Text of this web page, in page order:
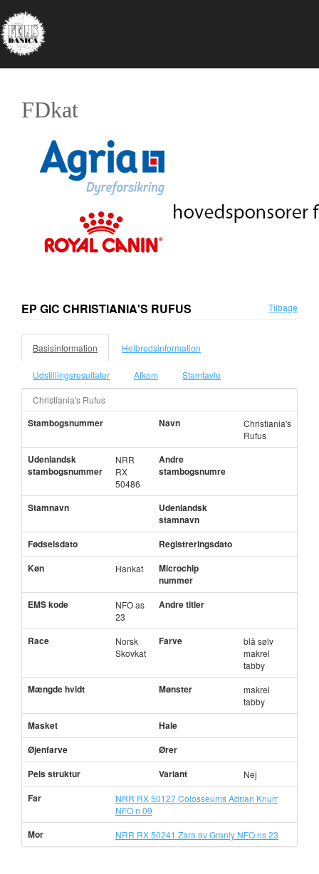
FDkat
EP GIC CHRISTIANIA'S RUFUS Tilbage
Basisinformation Helbredsinformation
Udstillingsresultater Afkom Stamtavle
Christiania's Rufus
Stambogsnummer Navn
Christiania's
Rufus
Udenlandsk
stambogsnummer
NRR
RX
50486
Andre
stambogsnumre
Stamnavn
Udenlandsk
stamnavn
Fødselsdato
Registreringsdato
Køn
Hankat
Microchip
nummer
EMS kode
NFO as
23
Andre titler
Race
Norsk
Skovkat
Farve
blå sølv
makrel
tabby
Mængde hvidt Mønster
makrel
tabby
Masket
Hale
Øjenfarve
Ører
Pels struktur
Variant Nej
Far
NRR RX 50127 Colosseums Adrian Knurr
NFO n 09
Mor NRR RX 50241 Zara av Granly NFO ns 23